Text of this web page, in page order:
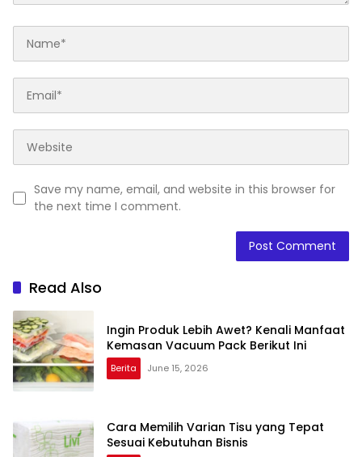
Save my name, email, and website in this browser for
the next time I comment.
Read Also
Ingin Produk Lebih Awet? Kenali Manfaat
Kemasan Vacuum Pack Berikut Ini
Berita June 15, 2026
Cara Memilih Varian Tisu yang Tepat
Sesuai Kebutuhan Bisnis